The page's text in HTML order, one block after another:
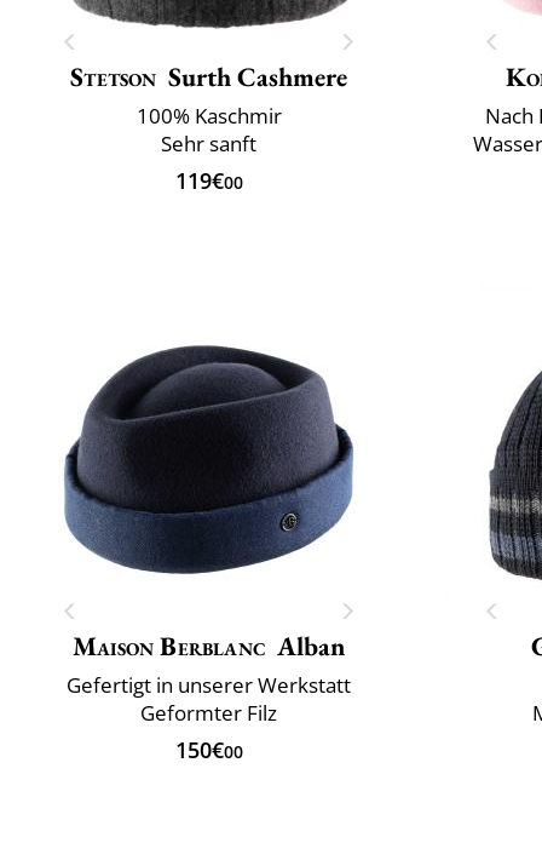
Stetson Surth Cashmere
100% Kaschmir
Sehr sanft
119€00
Nach
Maison Berblanc Alban
Gefertigt in unserer Werkstatt
Geformter Filz
150€00